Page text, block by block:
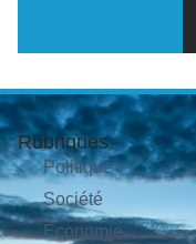
Rubriques
Politique
Société
Économie